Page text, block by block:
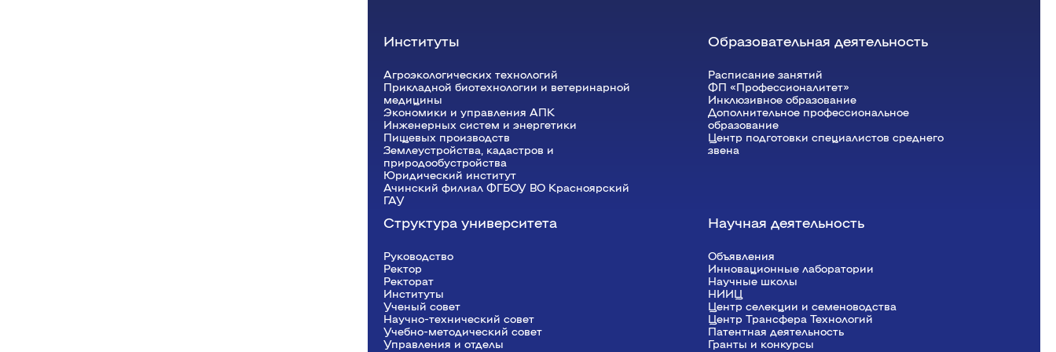
Институты
Агроэкологических технологий
Прикладной биотехнологии и ветеринарной
медицины
Экономики и управления АПК
Инженерных систем и энергетики
Пищевых производств
Землеустройства, кадастров и
природообустройства
Юридический институт
Ачинский филиал ФГБОУ ВО Красноярский
ГАУ
Образовательная деятельность
Расписание занятий
ФП «Профессионалитет»
Инклюзивное образование
Дополнительное профессиональное
образование
Центр подготовки специалистов среднего
звена
Структура университета
Руководство
Ректор
Рeкторат
Институты
Ученый совет
Научно-технический совет
Учебно-методический совет
Управления и отделы
Научная деятельность
Объявления
Инновационные лаборатории
Научные школы
НИИЦ
Центр селекции и семеноводства
Центр Трансфера Технологий
Патентная деятельность
Гранты и конкурсы